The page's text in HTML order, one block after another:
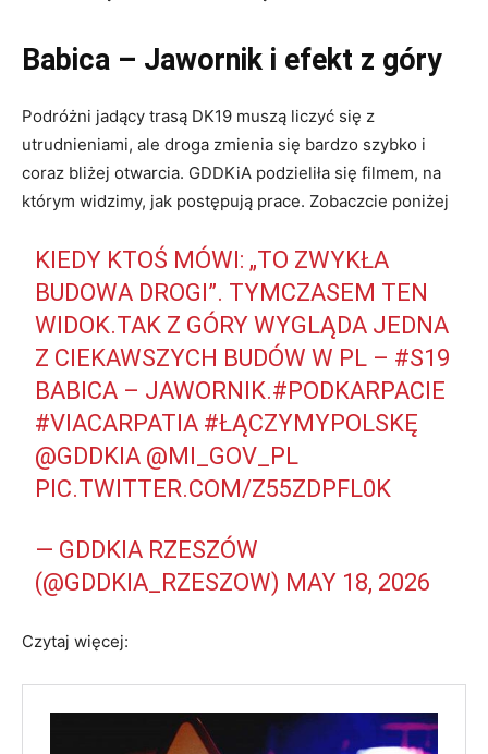
Babica – Jawornik i efekt z góry
Podróżni jadący trasą DK19 muszą liczyć się z
utrudnieniami, ale droga zmienia się bardzo szybko i
coraz bliżej otwarcia. GDDKiA podzieliła się filmem, na
którym widzimy, jak postępują prace. Zobaczcie poniżej
KIEDY KTOŚ MÓWI: „TO ZWYKŁA
BUDOWA DROGI”. TYMCZASEM TEN
WIDOK.TAK Z GÓRY WYGLĄDA JEDNA
Z CIEKAWSZYCH BUDÓW W PL – #S19
BABICA – JAWORNIK.️#PODKARPACIE
#VIACARPATIA #ŁĄCZYMYPOLSKĘ
@GDDKIA @MI_GOV_PL
PIC.TWITTER.COM/Z55ZDPFL0K
— GDDKIA RZESZÓW
(@GDDKIA_RZESZOW) MAY 18, 2026
Czytaj więcej: